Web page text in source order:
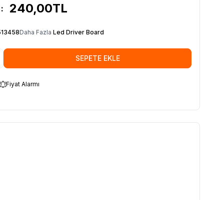
: 240,00TL
Daha Fazla Led Driver Board
SEPETE EKLE
Fiyat Alarmı